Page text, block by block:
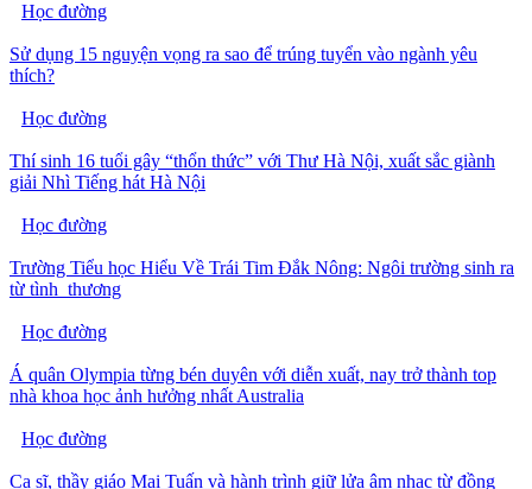
Học đường
Sử dụng 15 nguyện vọng ra sao để trúng tuyển vào ngành yêu
thích?
Học đường
Thí sinh 16 tuổi gây “thổn thức” với Thư Hà Nội, xuất sắc giành
giải Nhì Tiếng hát Hà Nội
Học đường
Trường Tiểu học Hiểu Về Trái Tim Đắk Nông: Ngôi trường sinh ra
từ tình thương
Học đường
Á quân Olympia từng bén duyên với diễn xuất, nay trở thành top
nhà khoa học ảnh hưởng nhất Australia
Học đường
Ca sĩ, thầy giáo Mai Tuấn và hành trình giữ lửa âm nhạc từ đồng